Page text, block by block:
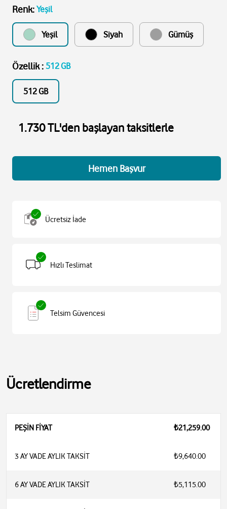
Renk: Yeşil
Yeşil Siyah Gümüş
Özellik: 512 GB
512 GB
1.730 TL'den başlayan taksitlerle
Hemen Başvur
Ücretsiz İade
Hızlı Teslimat
Telsim Güvencesi
Ücretlendirme
PEŞİN FİYAT ₺21,259.00
3 AY VADE AYLIK TAKSİT ₺9,640.00
6 AY VADE AYLIK TAKSİT ₺5,115.00